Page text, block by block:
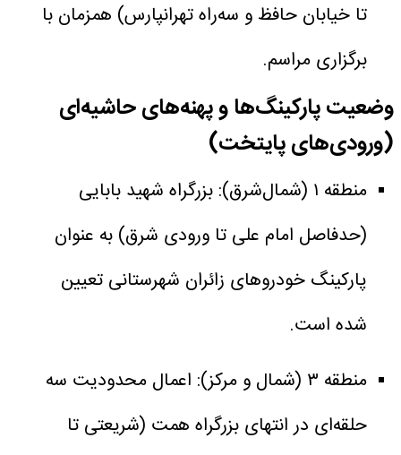
تا خیابان حافظ و سه‌راه تهرانپارس) همزمان با
برگزاری مراسم.
وضعیت پارکینگ‌ها و پهنه‌های حاشیه‌ای
(ورودی‌های پایتخت)
منطقه ۱ (شمال‌شرق): بزرگراه شهید بابایی
(حدفاصل امام علی تا ورودی شرق) به عنوان
پارکینگ خودروهای زائران شهرستانی تعیین
شده است.
منطقه ۳ (شمال و مرکز): اعمال محدودیت سه
حلقه‌ای در انتهای بزرگراه همت (شریعتی تا